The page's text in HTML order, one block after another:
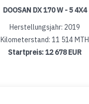
DOOSAN DX 170 W - 5 4X4
Herstellungsjahr: 2019
Kilometerstand: 11 514 MTH
Startpreis:12 678 EUR